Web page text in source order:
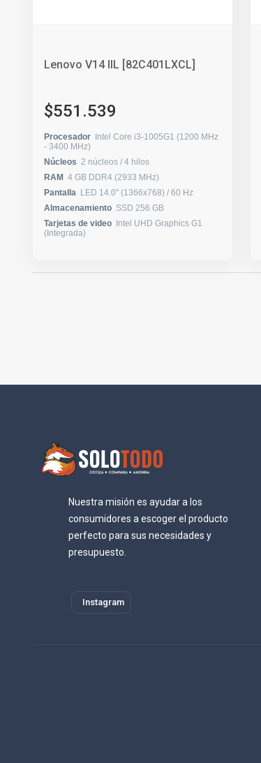
Lenovo V14 IIL [82C401LXCL]
$551.539
Procesador
Intel Core i3-1005G1 (1200 MHz
- 3400 MHz)
Núcleos
2 núcleos / 4 hilos
RAM 4 GB DDR4 (2933 MHz)
Pantalla
LED 14.0" (1366x768) / 60 Hz
Almacenamiento SSD 256 GB
Tarjetas de video
Intel UHD Graphics G1
(Integrada)
Nuestra misión es ayudar a los
consumidores a escoger el producto
perfecto para sus necesidades y
presupuesto.
Instagram